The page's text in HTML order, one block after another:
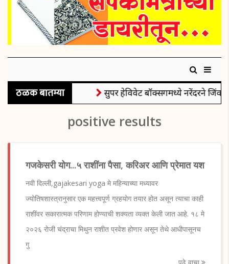
ठळक बातम्या सुपर हेविवेट बॉक्सिंगमध्ये नरेंदरने जिंकले
positive results
गजकेसरी योग...५ राशींना पैसा, करिअर आणि प्रेमात यश
नवी दिल्ली,gajakesari yoga मे महिन्याच्या मध्यावर
ज्योतिषशास्त्रानुसार एक महत्त्वपूर्ण ग्रहयोग तयार होत असून त्याचा काही
राशींवर सकारात्मक परिणाम होण्याची शक्यता व्यक्त केली जात आहे. १८ मे
२०२६ रोजी चंद्राचा मिथुन राशीत प्रवेश होणार असून तेथे आधीपासूनच
गु